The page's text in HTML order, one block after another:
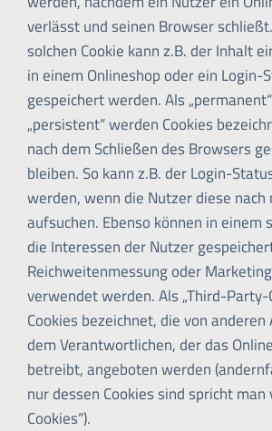
verlässt und seinen Browser
solchen Cookie kann z.B. der Inhalt
in einem Onlineshop oder ein Login-
gespeichert werden. Als
„persistent“ werden Cookies
nach dem Schließen des Browsers
bleiben. So kann z.B. der Login-
werden, wenn die Nutzer diese nach
aufsuchen. Ebenso können in einem
die Interessen der Nutzer
Reichweitenmessung oder
verwendet werden. Als „Third-Party-
Cookies bezeichnet, die von
dem Verantwortlichen, der das
betreibt, angeboten werden
nur dessen Cookies sind spricht
Cookies“).